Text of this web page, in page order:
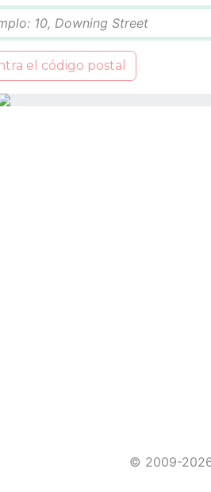
el código postal
© 2009-